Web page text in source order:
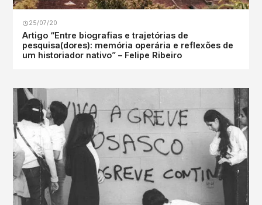
25/07/20
Artigo “Entre biografias e trajetórias de
pesquisa(dores): memória operária e reflexões de
um historiador nativo” – Felipe Ribeiro